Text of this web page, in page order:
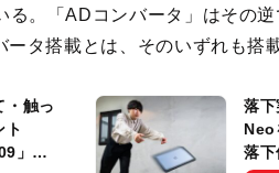
。「ADコンバータ」はその
タ搭載とは、そのいずれも搭
・触っ
ト
」
落
Neo
落